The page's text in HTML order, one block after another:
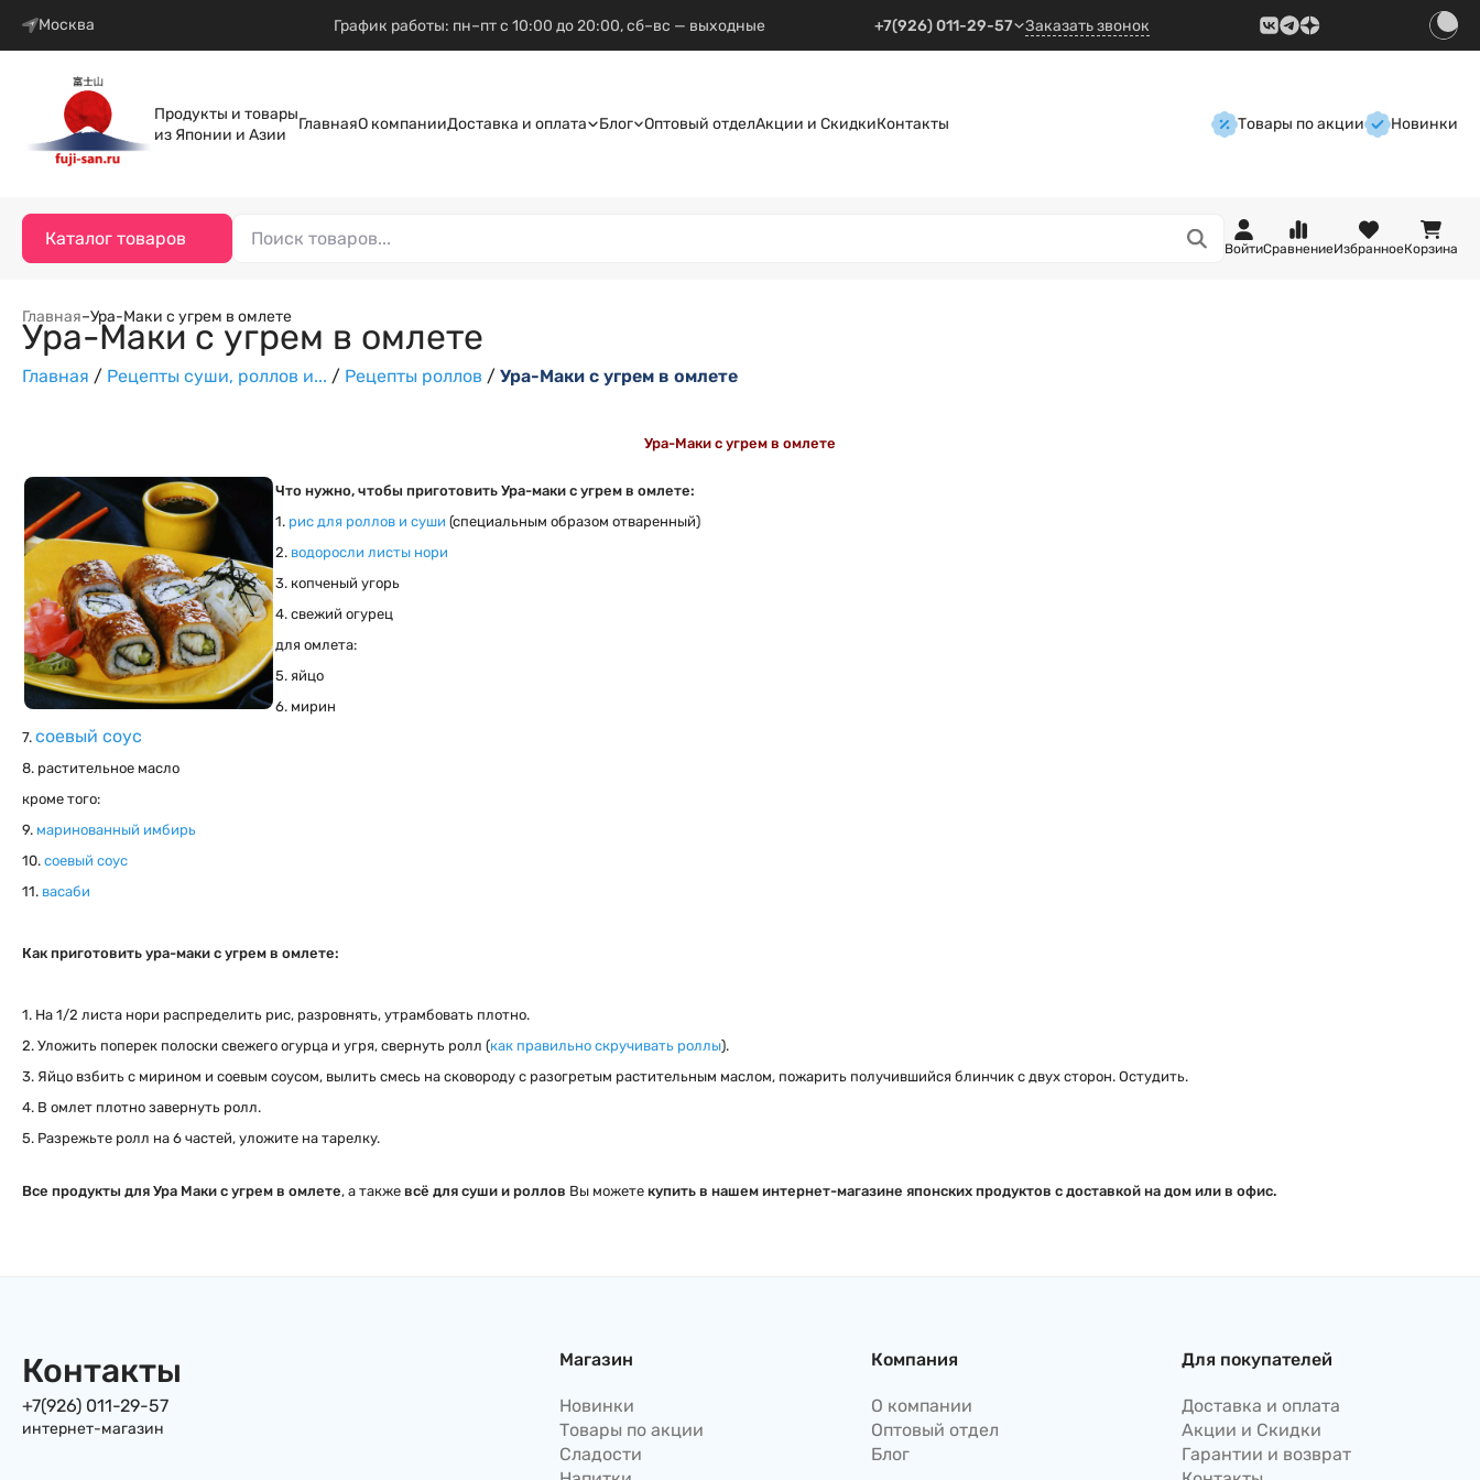
Москва График работы: пн–пт с 10:00 до 20:00, сб–вс — выходные +7(926) 011-29-57 Заказать звонок
Продукты и товары
из Японии и Азии
ГлавнаяО компанииДоставка и оплата Блог Оптовый отделАкции и СкидкиКонтакты Товары по акции Новинки
Каталог товаров
ВойтиСравнениеИзбранноеКорзина
Главная–Ура-Маки с угрем в омлете
Ура-Маки с угрем в омлете
Главная / Рецепты суши, роллов и... / Рецепты роллов / Ура-Маки с угрем в омлете
Ура-Маки с угрем в омлете
Что нужно, чтобы приготовить Ура-маки с угрем в омлете:
1. рис для роллов и суши (специальным образом отваренный)
2. водоросли листы нори
3. копченый угорь
4. свежий огурец
для омлета:
5. яйцо
6. мирин
7. соевый соус
8. растительное масло
кроме того:
9. маринованный имбирь
10. соевый соус
11. васаби
Как приготовить ура-маки с угрем в омлете:
1. На 1/2 листа нори распределить рис, разровнять, утрамбовать плотно.
2. Уложить поперек полоски свежего огурца и угря, свернуть ролл (как правильно скручивать роллы).
3. Яйцо взбить с мирином и соевым соусом, вылить смесь на сковороду с разогретым растительным маслом, пожарить получившийся блинчик с двух сторон. Остудить.
4. В омлет плотно завернуть ролл.
5. Разрежьте ролл на 6 частей, уложите на тарелку.
Все продукты для Ура Маки с угрем в омлете, а также всё для суши и роллов Вы можете купить в нашем интернет-магазине японских продуктов с доставкой на дом или в офис.
Контакты
+7(926) 011-29-57
интернет-магазин
Магазин
Новинки
Товары по акции
Сладости
Компания
О компании
Оптовый отдел
Блог
Для покупателей
Доставка и оплата
Акции и Скидки
Гарантии и возврат